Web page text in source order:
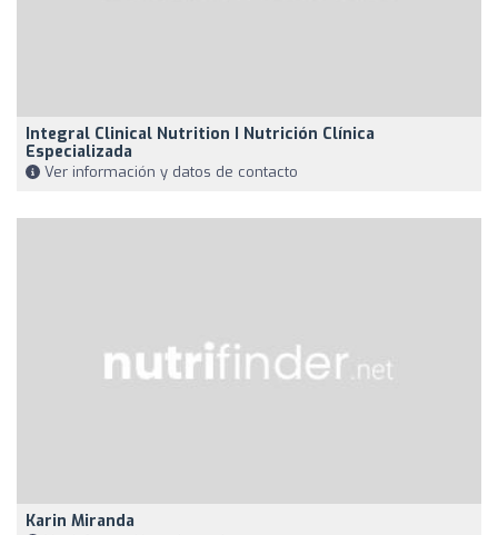
Integral Clinical Nutrition I Nutrición Clínica
Especializada
Ver información y datos de contacto
Karin Miranda